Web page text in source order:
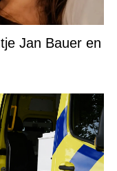
Jan Bauer en